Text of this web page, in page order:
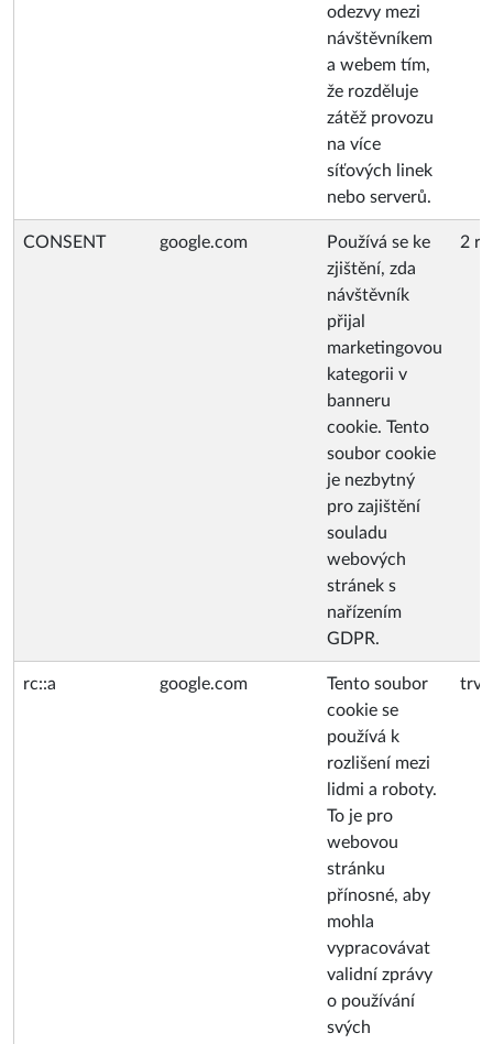
odezvy mezi
návštěvníkem
a webem tím,
že rozděluje
zátěž provozu
na více
síťových linek
nebo serverů.
CONSENT google.com
Používá se ke
zjištění, zda
návštěvník
přijal
marketingovou
kategorii v
banneru
cookie. Tento
soubor cookie
je nezbytný
pro zajištění
souladu
webových
stránek s
nařízením
GDPR.
2
rc::a google.com
Tento soubor
cookie se
používá k
rozlišení mezi
lidmi a roboty.
To je pro
webovou
stránku
přínosné, aby
mohla
vypracovávat
validní zprávy
o používání
svých